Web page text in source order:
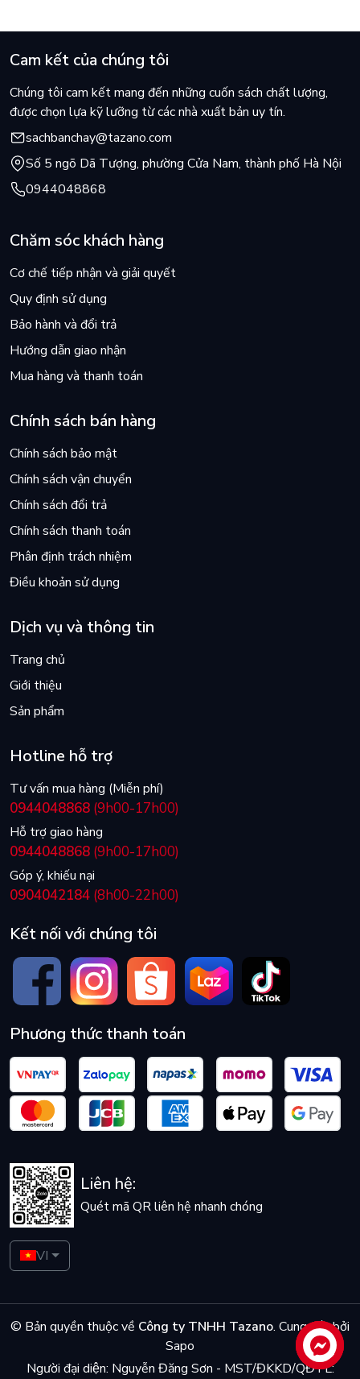
Cam kết của chúng tôi
Chúng tôi cam kết mang đến những cuốn sách chất lượng,
được chọn lựa kỹ lưỡng từ các nhà xuất bản uy tín.
sachbanchay@tazano.com
Số 5 ngõ Dã Tượng, phường Cửa Nam, thành phố Hà Nội
0944048868
Chăm sóc khách hàng
Cơ chế tiếp nhận và giải quyết
Quy định sử dụng
Bảo hành và đổi trả
Hướng dẫn giao nhận
Mua hàng và thanh toán
Chính sách bán hàng
Chính sách bảo mật
Chính sách vận chuyển
Chính sách đổi trả
Chính sách thanh toán
Phân định trách nhiệm
Điều khoản sử dụng
Dịch vụ và thông tin
Trang chủ
Giới thiệu
Sản phẩm
Hotline hỗ trợ
Tư vấn mua hàng (Miễn phí)
0944048868 (9h00-17h00)
Hỗ trợ giao hàng
0944048868 (9h00-17h00)
Góp ý, khiếu nại
0904042184 (8h00-22h00)
Kết nối với chúng tôi
Phương thức thanh toán
Liên hệ:
Quét mã QR liên hệ nhanh chóng
VI
© Bản quyền thuộc về Công ty TNHH Tazano. Cung cấp bởi
Sapo
Người đại diện: Nguyễn Đăng Sơn - MST/ĐKKD/QĐTL:
Liên hệ